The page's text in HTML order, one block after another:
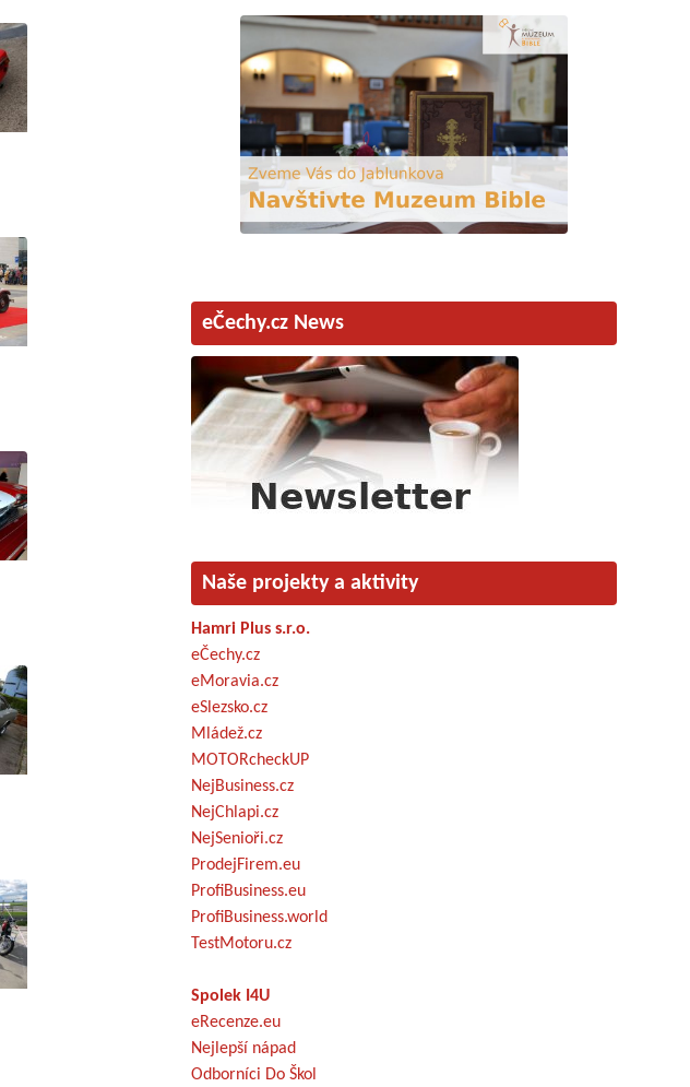
eČechy.cz News
Naše projekty a aktivity
Hamri Plus s.r.o.
eČechy.cz
eMoravia.cz
eSlezsko.cz
Mládež.cz
MOTORcheckUP
NejBusiness.cz
NejChlapi.cz
NejSenioři.cz
ProdejFirem.eu
ProfiBusiness.eu
ProfiBusiness.world
TestMotoru.cz
Spolek I4U
eRecenze.eu
Nejlepší nápad
Odborníci Do Škol